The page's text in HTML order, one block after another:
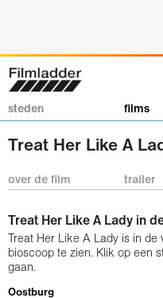
steden films
Treat Her Like A
over de film trailer
Treat Her Like A Lady in
Treat Her Like A Lady is in
bioscoop te zien. Klik op een
gaan.
Oostburg